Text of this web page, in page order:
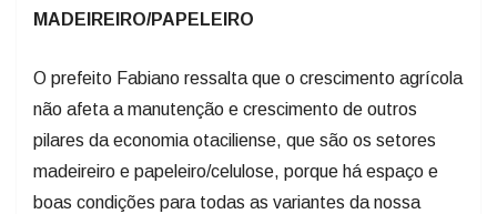
MADEIREIRO/PAPELEIRO
O prefeito Fabiano ressalta que o crescimento agrícola
não afeta a manutenção e crescimento de outros
pilares da economia otaciliense, que são os setores
madeireiro e papeleiro/celulose, porque há espaço e
boas condições para todas as variantes da nossa